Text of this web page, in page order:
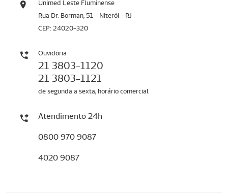
Unimed Leste Fluminense
Rua Dr. Borman, 51 - Niterói - RJ
CEP: 24020-320
Ouvidoria
21 3803-1120
21 3803-1121
de segunda a sexta, horário comercial
Atendimento 24h
0800 970 9087
4020 9087